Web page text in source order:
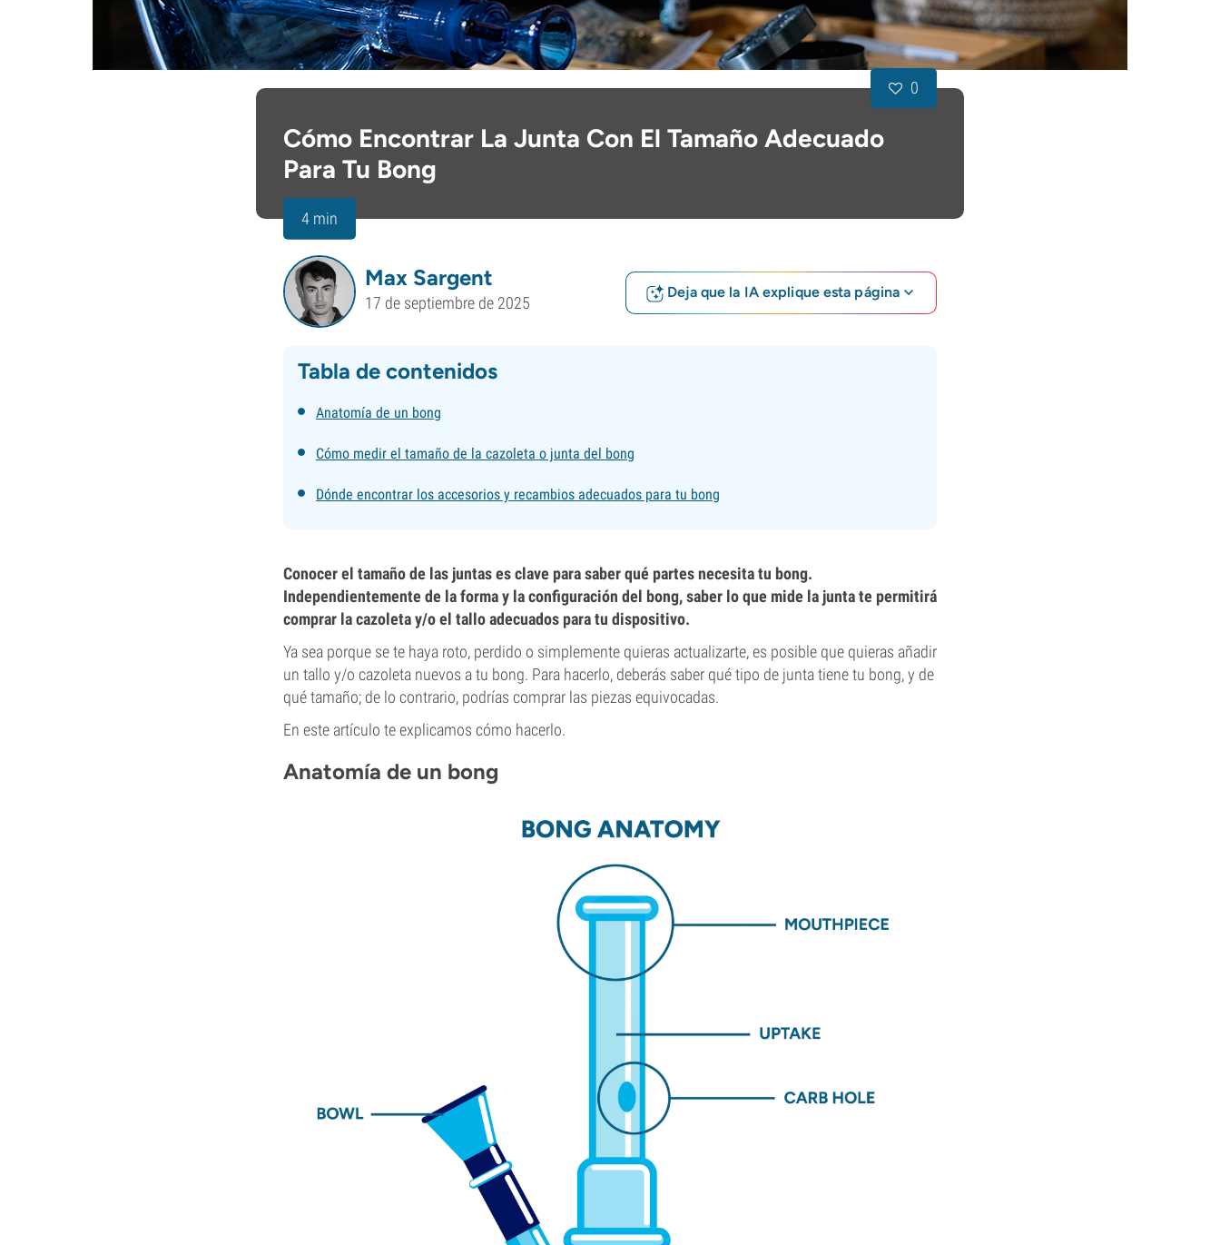
Cómo Encontrar La Junta Con El Tamaño Adecuado
Para Tu Bong
4 min
0
Max Sargent
17 de septiembre de 2025
Deja que la IA explique esta página
Tabla de contenidos
Anatomía de un bong
Cómo medir el tamaño de la cazoleta o junta del bong
Dónde encontrar los accesorios y recambios adecuados para tu bong
Conocer el tamaño de las juntas es clave para saber qué partes necesita tu bong.
Independientemente de la forma y la configuración del bong, saber lo que mide la junta te permitirá
comprar la cazoleta y/o el tallo adecuados para tu dispositivo.
Ya sea porque se te haya roto, perdido o simplemente quieras actualizarte, es posible que quieras añadir
un tallo y/o cazoleta nuevos a tu bong. Para hacerlo, deberás saber qué tipo de junta tiene tu bong, y de
qué tamaño; de lo contrario, podrías comprar las piezas equivocadas.
En este artículo te explicamos cómo hacerlo.
Anatomía de un bong